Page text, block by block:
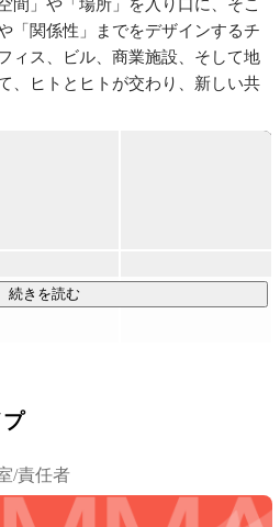
転なら
「関係性」までをデザインするチ
ィス、ビル、商業施設、そして地
、ヒトとヒトが交わり、新しい共
が呼吸し、チームが自然と活性化
などの可能性を再定義します。デ
に、企画構想からコンセプト設
伴走。ハード（建物）とソフト
新しい風景を生み出します。
続きを読む
/責任者